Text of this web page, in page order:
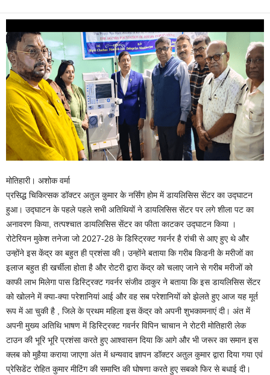
मोतिहारी। अशोक वर्मा
प्रसिद्ध चिकित्सक डॉक्टर अतुल कुमार के नर्सिंग होम में डायलिसिस सेंटर का उद्घाटन
हुआ। उद्घाटन के पहले पहले सभी अतिथियों ने डायलिसिस सेंटर पर लगे शीला पट का
अनावरण किया, तत्पश्चात डायलिसिस सेंटर का फीता काटकर उद्घाटन किया ।
रोटेरियन मुकेश तनेजा जो 2027-28 के डिस्ट्रिक्ट गवर्नर है रांची से आए हुए थे और
उन्होंने इस केंद्र का बहुत ही प्रशंसा की। उन्होंने बताया कि गरीब किडनी के मरीजों का
इलाज बहुत ही खर्चीला होता है और रोटरी द्वारा केंद्र को चलाए जाने से गरीब मरीजों को
काफी लाभ मिलेगा पास डिस्ट्रिक्ट गवर्नर संजीव ठाकुर ने बताया कि इस डायलिसिस सेंटर
को खोलने में क्या-क्या परेशानियां आई और वह सब परेशानियों को झेलते हुए आज यह मूर्त
रूप में आ चुकी है , जिले के प्रथम महिला इस केंद्र को अपनी शुभकामनाएं दी। अंत में
अपनी मुख्य अतिथि भाषण में डिस्ट्रिक्ट गवर्नर विपिन चाचान ने रोटरी मोतिहारी लेक
टाउन की भूरि भूरि प्रशंसा करते हुए आश्वासन दिया कि आगे और भी जरूर का समान इस
क्लब को मुहैया कराया जाएगा अंत में धन्यवाद ज्ञापन डॉक्टर अतुल कुमार द्वारा दिया गया एवं
प्रेसिडेंट रोहित कुमार मीटिंग की समाप्ति की घोषणा करते हुए सबको फिर से बधाई दी।